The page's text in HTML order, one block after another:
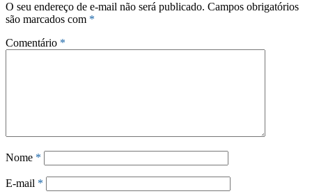
O seu endereço de e-mail não será publicado. Campos obrigatórios
são marcados com *
Comentário *
Nome *
E-mail *